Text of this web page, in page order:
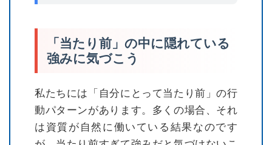
「当たり前」の中に隠れている
強みに気づこう
私たちには「自分にとって当たり前」の行
動パターンがあります。多くの場合、それ
は資質が自然に働いている結果なのです